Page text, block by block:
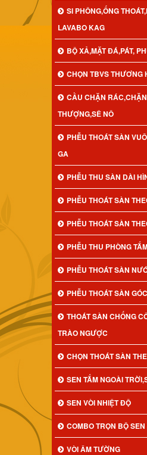
SI PHÔNG,ỐNG
LAVABO KAG
BỘ XẢ,MẶT ĐÁ,PÁT,
CHỌN TBVS THƯƠNG
CẦU CHẶN
THƯỢNG,SÊ NÔ
PHỄU THOÁT SÀN
GA
PHỄU THU SÀN DÀI
PHỄU THOÁT SÀN
PHỄU THOÁT SÀN
PHỄU THU PHÒNG
PHỄU THOÁT SÀN
PHỄU THOÁT SÀN
THOÁT SÀN CHỐNG
TRÀO NGƯỢC
CHỌN THOÁT SÀN
SEN TẮM NGOÀI
SEN VÒI NHIỆT ĐỘ
COMBO TRỌN BỘ SEN
VÒI ÂM TƯỜNG